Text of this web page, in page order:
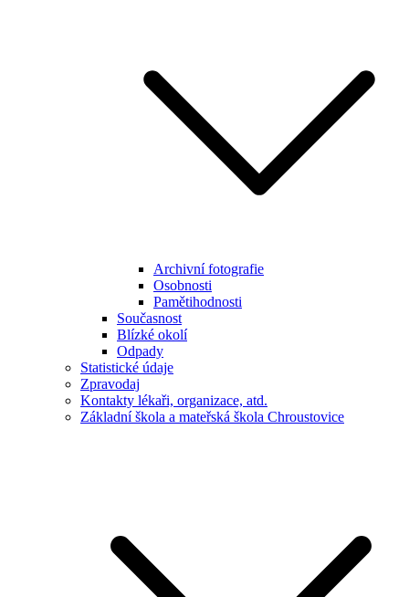
Archivní fotografie
Osobnosti
Pamětihodnosti
Současnost
Blízké okolí
Odpady
Statistické údaje
Zpravodaj
Kontakty lékaři, organizace, atd.
Základní škola a mateřská škola Chroustovice